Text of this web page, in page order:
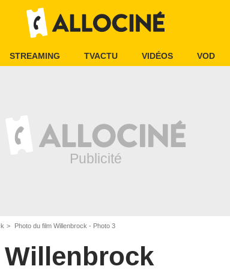
STREAMING TVACTU VIDÉOS VOD
Photo du film Willenbrock - Photo 3
Willenbrock